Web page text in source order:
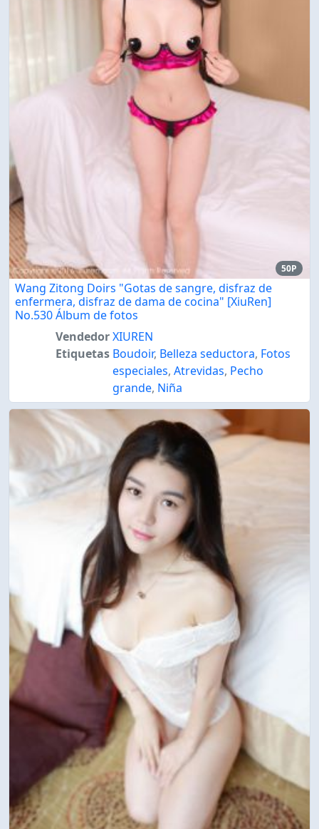
50P
Wang Zitong Doirs "Gotas de sangre, disfraz de
enfermera, disfraz de dama de cocina" [XiuRen]
No.530 Álbum de fotos
VendedorXIUREN
Etiquetas Boudoir, Belleza seductora, Fotos
especiales, Atrevidas, Pecho
grande, Niña